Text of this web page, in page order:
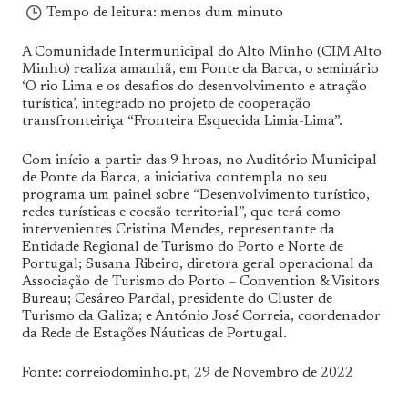
Tempo de leitura: menos dum minuto
A Comunidade Intermunicipal do Alto Minho (CIM Alto
Minho) realiza amanhã, em Ponte da Barca, o seminário
‘O rio Lima e os desafios do desenvolvimento e atração
turística’, integrado no projeto de cooperação
transfronteiriça “Fronteira Esquecida Limia-Lima”.
Com início a partir das 9 hroas, no Auditório Municipal
de Ponte da Barca, a iniciativa contempla no seu
programa um painel sobre “Desenvolvimento turístico,
redes turísticas e coesão territorial”, que terá como
intervenientes Cristina Mendes, representante da
Entidade Regional de Turismo do Porto e Norte de
Portugal; Susana Ribeiro, diretora geral operacional da
Associação de Turismo do Porto – Convention & Visitors
Bureau; Cesáreo Pardal, presidente do Cluster de
Turismo da Galiza; e António José Correia, coordenador
da Rede de Estações Náuticas de Portugal.
Fonte: correiodominho.pt, 29 de Novembro de 2022